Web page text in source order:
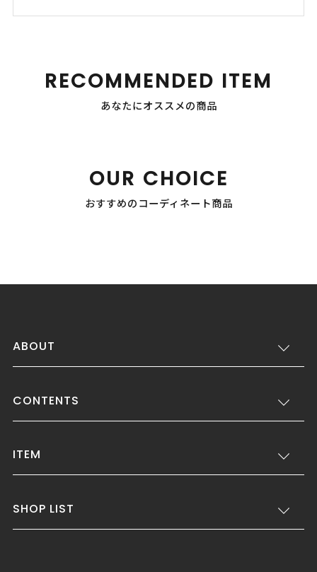
RECOMMENDED ITEM
あなたにオススメの商品
OUR CHOICE
おすすめのコーディネート商品
ABOUT
CONTENTS
ITEM
SHOP LIST